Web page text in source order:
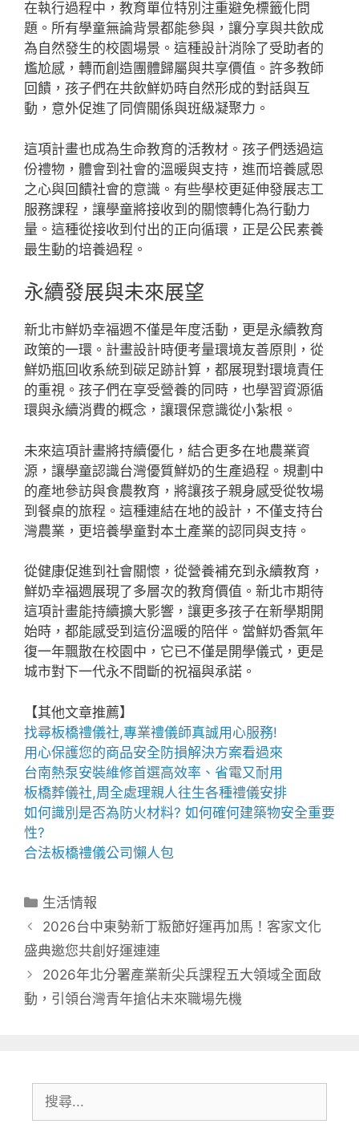
在執行過程中，教育單位特別注重避免標籤化問
題。所有學童無論背景都能參與，讓分享與共飲成
為自然發生的校園場景。這種設計消除了受助者的
尷尬感，轉而創造團體歸屬與共享價值。許多教師
回饋，孩子們在共飲鮮奶時自然形成的對話與互
動，意外促進了同儕關係與班級凝聚力。
這項計畫也成為生命教育的活教材。孩子們透過這
份禮物，體會到社會的溫暖與支持，進而培養感恩
之心與回饋社會的意識。有些學校更延伸發展志工
服務課程，讓學童將接收到的關懷轉化為行動力
量。這種從接收到付出的正向循環，正是公民素養
最生動的培養過程。
永續發展與未來展望
新北市鮮奶幸福週不僅是年度活動，更是永續教育
政策的一環。計畫設計時便考量環境友善原則，從
鮮奶瓶回收系統到碳足跡計算，都展現對環境責任
的重視。孩子們在享受營養的同時，也學習資源循
環與永續消費的概念，讓環保意識從小紮根。
未來這項計畫將持續優化，結合更多在地農業資
源，讓學童認識台灣優質鮮奶的生產過程。規劃中
的產地參訪與食農教育，將讓孩子親身感受從牧場
到餐桌的旅程。這種連結在地的設計，不僅支持台
灣農業，更培養學童對本土產業的認同與支持。
從健康促進到社會關懷，從營養補充到永續教育，
鮮奶幸福週展現了多層次的教育價值。新北市期待
這項計畫能持續擴大影響，讓更多孩子在新學期開
始時，都能感受到這份溫暖的陪伴。當鮮奶香氣年
復一年飄散在校園中，它已不僅是開學儀式，更是
城市對下一代永不間斷的祝福與承諾。
【其他文章推薦】
找尋板橋禮儀社,專業禮儀師真誠用心服務!
用心保護您的商品安全防損解決方案看過來
台南熱泵安裝維修首選高效率、省電又耐用
板橋葬儀社,周全處理親人往生各種禮儀安排
如何識別是否為防火材料? 如何確何建築物安全重要
性?
合法板橋禮儀公司懶人包
分
類
生活情報
2026台中東勢新丁粄節好運再加馬！客家文化
盛典邀您共創好運連連
2026年北分署產業新尖兵課程五大領域全面啟
動，引領台灣青年搶佔未來職場先機
尋: